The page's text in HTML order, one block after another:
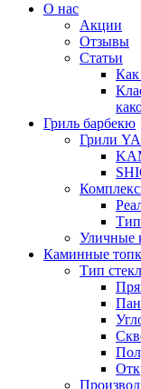
О нас
Акции
Отзывы
Статьи
Как
Гриль барбекю
Грили
Уличные
Каминные
Тип